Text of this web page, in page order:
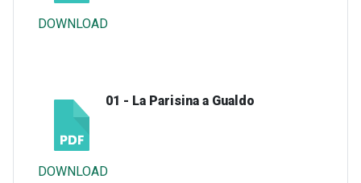
DOWNLOAD
01 - La Parisina a Gualdo
DOWNLOAD